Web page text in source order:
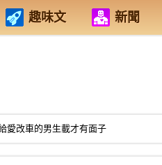
趣味文 新聞
愛改車的男生載才有面子